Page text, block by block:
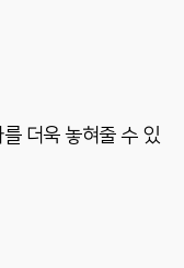
더욱 놓혀줄 수 있